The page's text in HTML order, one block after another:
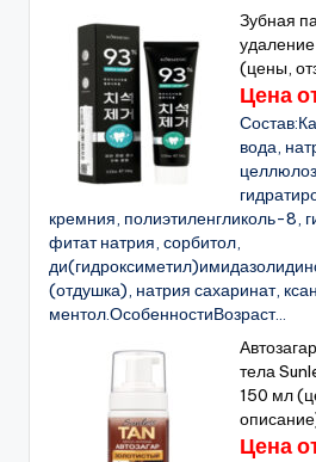
Зубная
удаление
(цены,
Цена
вода,
кремния, полиэтиленгликоль-8,
фитат натрия, сорбитол,
(отдушка), натрия сахаринат,
ментол.ОсобенностиВозраст...
тела
150 мл
Цена